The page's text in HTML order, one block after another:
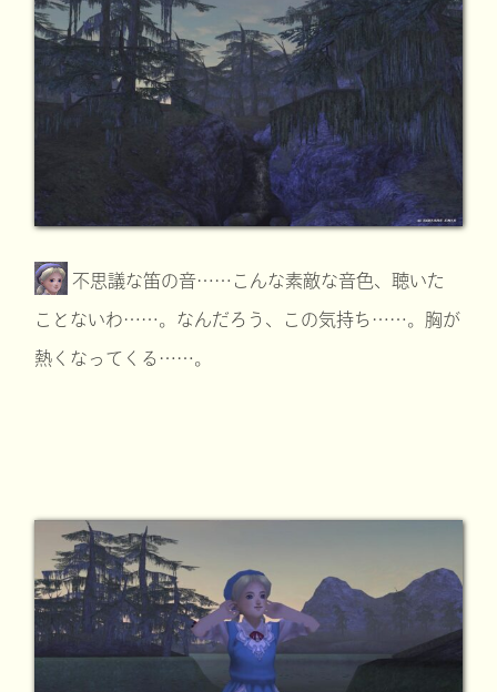
不思議な笛の音……こんな素敵な音色、聴いた
ことないわ……。なんだろう、この気持ち……。胸が
熱くなってくる……。